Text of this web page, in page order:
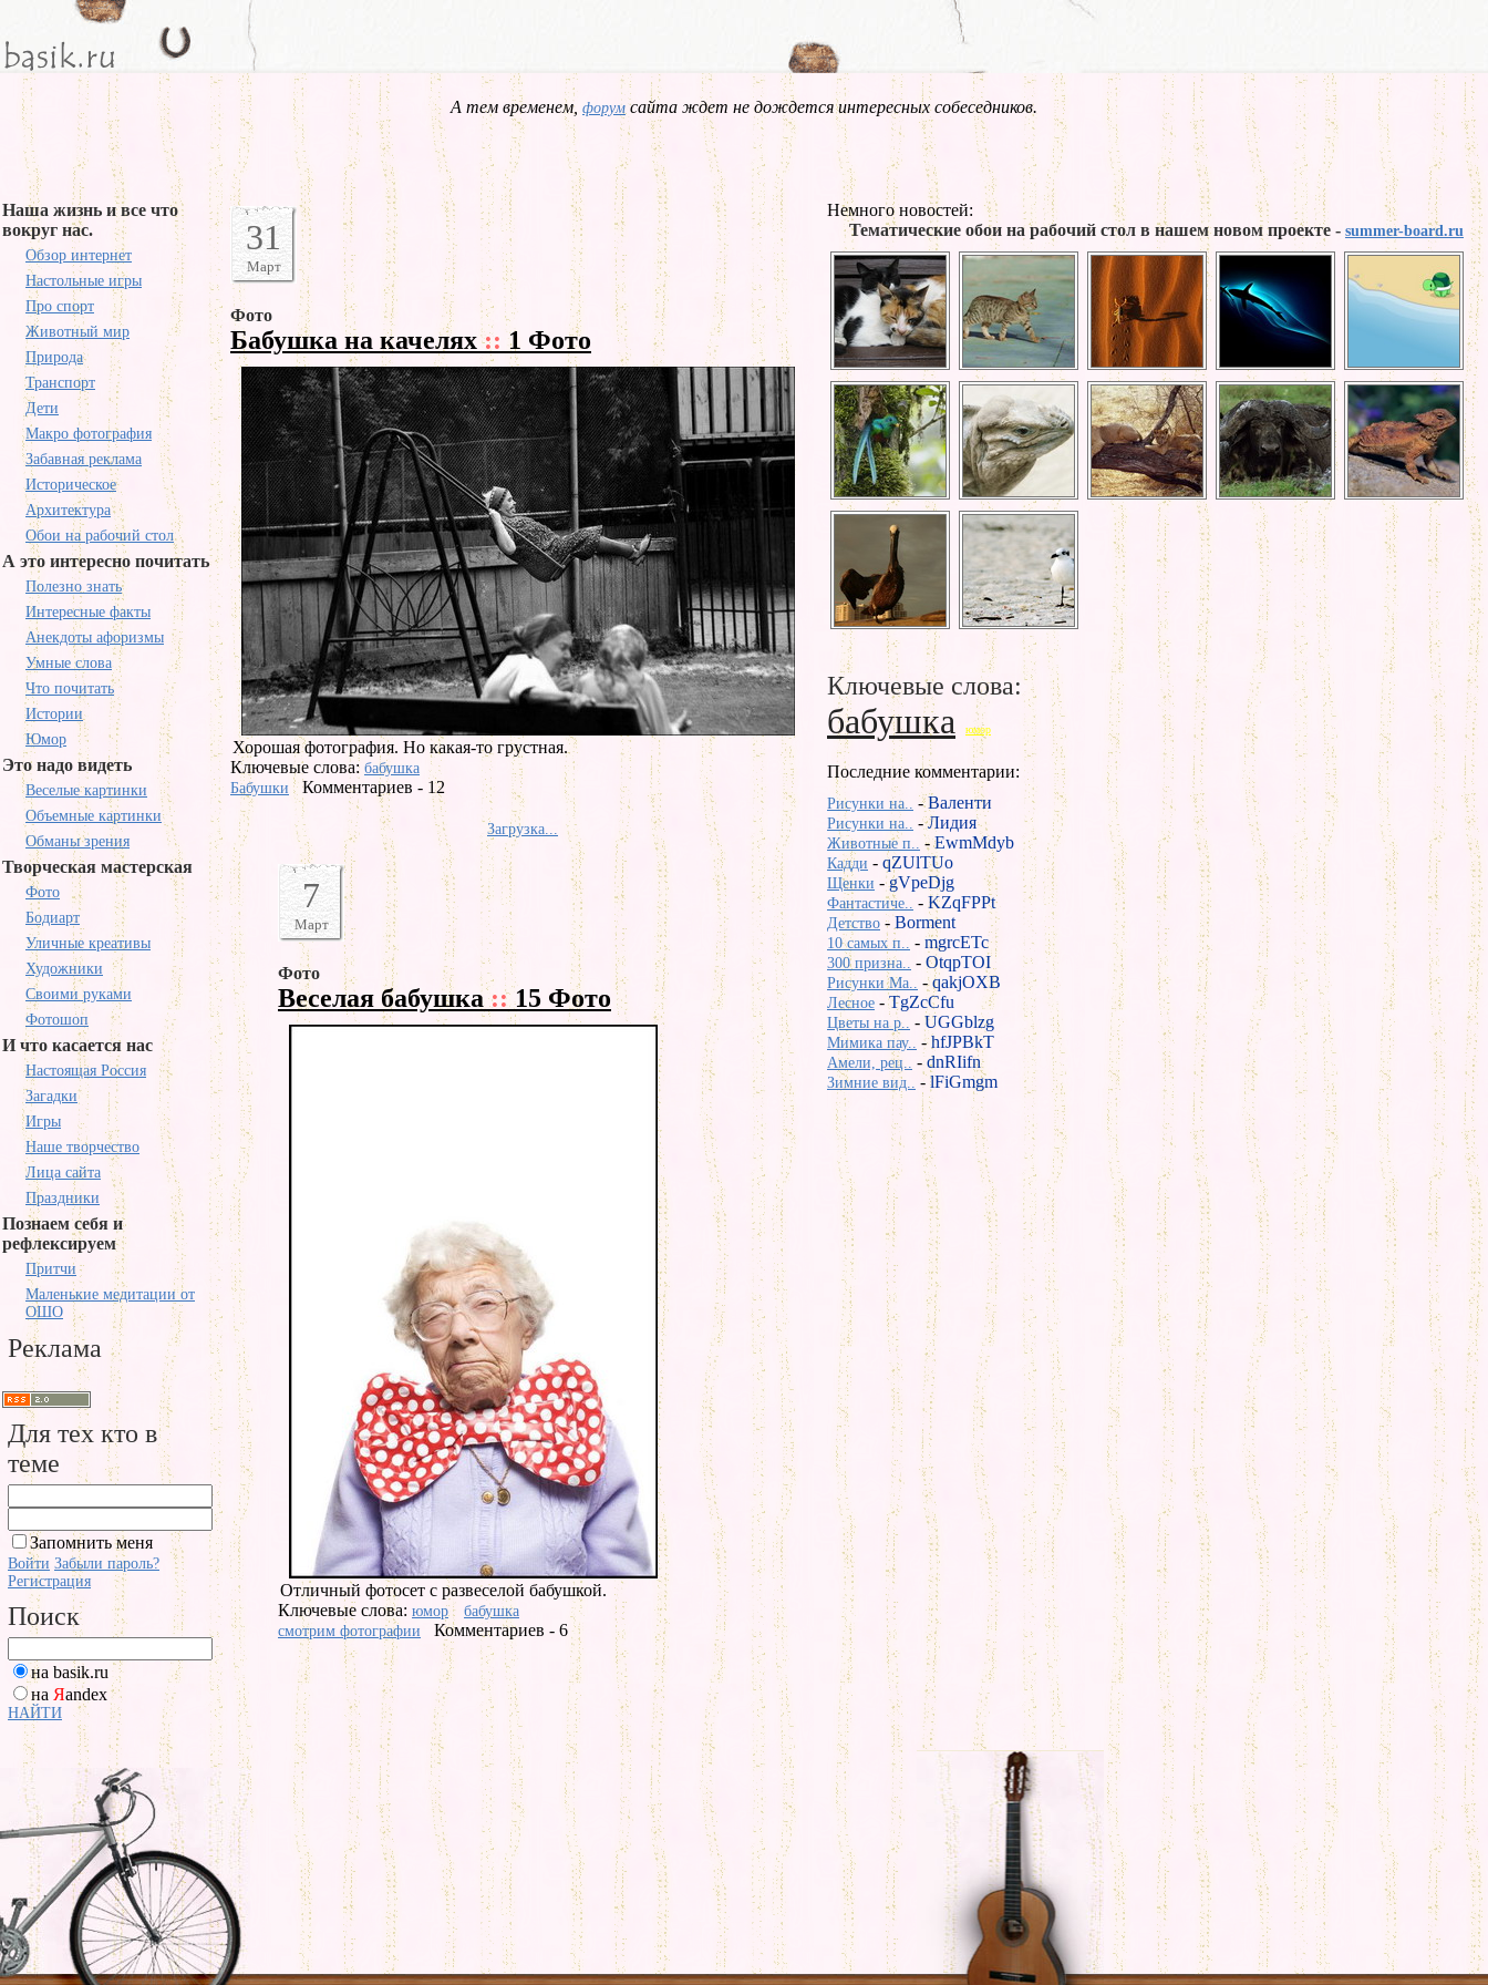
А тем временем, форум сайта ждет не дождется интересных собеседников.
Наша жизнь и все что
вокруг нас.
Обзор интернет
Настольные игры
Про спорт
Животный мир
Природа
Транспорт
Дети
Макро фотография
Забавная реклама
Историческое
Архитектура
Обои на рабочий стол
А это интересно почитать
Полезно знать
Интересные факты
Анекдоты афоризмы
Умные слова
Что почитать
Истории
Юмор
Это надо видеть
Веселые картинки
Объемные картинки
Обманы зрения
Творческая мастерская
Фото
Бодиарт
Уличные креативы
Художники
Своими руками
Фотошоп
И что касается нас
Настоящая Россия
Загадки
Игры
Наше творчество
Лица сайта
Праздники
Познаем себя и
рефлексируем
Притчи
Маленькие медитации от
ОШО
Реклама
Для тех кто в
теме
Запомнить меня
Войти Забыли пароль?
Регистрация
Поиск
на basik.ru
на Яandex
НАЙТИ
31
Март
Фото
Бабушка на качелях:: 1 Фото
Хорошая фотография. Но какая-то грустная.
Ключевые слова: бабушка
Бабушки
Комментариев - 12
Загрузка...
7
Март
Фото
Веселая бабушка::15 Фото
Отличный фотосет с развеселой бабушкой.
Ключевые слова: юмор
бабушка
смотрим фотографии
Комментариев - 6
Немного новостей:
Тематические обои на рабочий стол в нашем новом проекте - summer-board.ru
Ключевые слова:
бабушка юмор
Последние комментарии:
Рисунки на.. -Валенти
Рисунки на.. -Лидия
Животные п.. -EwmMdyb
Кадди - qZUlTUo
Щенки -gVpeDjg
Фантастиче.. - KZqFPPt
Детство - Borment
10 самых п.. - mgrcETc
300 призна.. - OtqpTOI
Рисунки Ma.. -qakjOXB
Лесное -TgZcCfu
Цветы на р.. - UGGblzg
Мимика пау.. -hfJPBkT
Амели, рец.. - dnRIifn
Зимние вид.. -lFiGmgm